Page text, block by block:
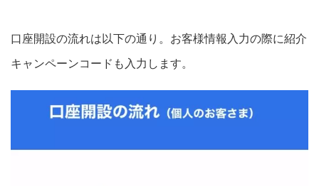
口座開設の流れは以下の通り。お客様情報入力の際に紹介
キャンペーンコードも入力します。